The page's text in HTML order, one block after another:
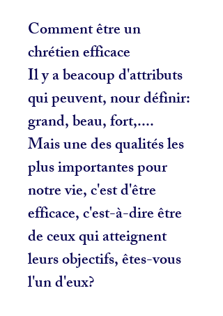
Comment être un
chrétien efficace
Il y a beacoup d'attributs
qui peuvent, nour définir:
grand, beau, fort,....
Mais une des qualités les
plus importantes pour
notre vie, c'est d'être
efficace, c'est-à-dire être
de ceux qui atteignent
leurs objectifs, êtes-vous
l'un d'eux?